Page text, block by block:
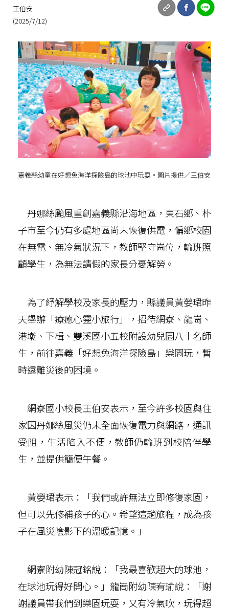
王伯安
(2025/7/12)
嘉義縣幼童在好想兔海洋探險島的球池中玩耍。圖片提供／王伯安
丹娜絲颱風重創嘉義縣沿海地區，東石鄉、朴
子市至今仍有多處地區尚未恢復供電，偏鄉校園
在無電、無冷氣狀況下，教師堅守崗位，輪班照
顧學生，為無法請假的家長分憂解勞。
為了紓解學校及家長的壓力，縣議員黃嫈珺昨
天舉辦「療癒心靈小旅行」，招待網寮、龍崗、
港墘、下楫、雙溪國小五校附設幼兒園八十名師
生，前往嘉義「好想兔海洋探險島」樂園玩，暫
時遠離災後的困境。
網寮國小校長王伯安表示，至今許多校園與住
家因丹娜絲風災仍未全面恢復電力與網路，通訊
受阻，生活陷入不便，教師仍輪班到校陪伴學
生，並提供簡便午餐。
黃嫈珺表示：「我們或許無法立即修復家園，
但可以先修補孩子的心。希望這趟旅程，成為孩
子在風災陰影下的溫暖記憶。」
網寮附幼陳冠銘說：「我最喜歡超大的球池，
在球池玩得好開心。」龍崗附幼陳宥瑜說：「謝
謝議員帶我們到樂園玩耍，又有冷氣吹，玩得超